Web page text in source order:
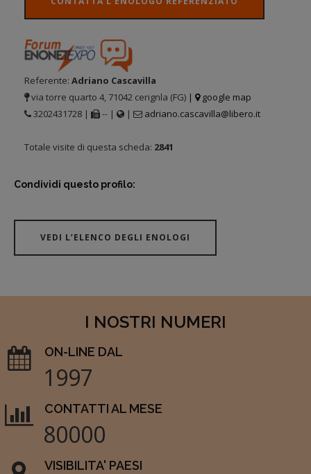
Referente: Adriano Cascavilla
via torre quarto 4, 71042 cerignla (FG) |
google map
3202431728 |
-- | | adriano.cascavilla@libero.it
Totale visite di questa scheda: 2841
Condividi questo profilo:
VEDI L’ELENCO DEGLI ENOLOGI
I NOSTRI NUMERI
ON-LINE DAL
1997
CONTATTI AL MESE
80000
VISIBILITA' PAESI